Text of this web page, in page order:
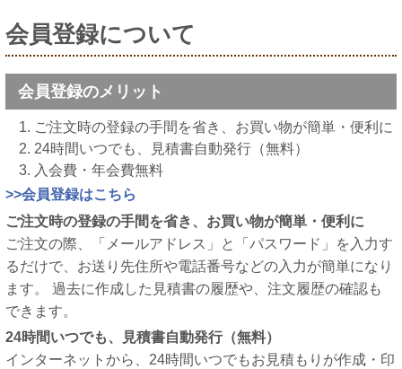
会員登録について
会員登録のメリット
ご注文時の登録の手間を省き、お買い物が簡単・便利に
24時間いつでも、見積書自動発行（無料）
入会費・年会費無料
>>会員登録はこちら
ご注文時の登録の手間を省き、お買い物が簡単・便利に
ご注文の際、「メールアドレス」と「パスワード」を入力す
るだけで、お送り先住所や電話番号などの入力が簡単になり
ます。 過去に作成した見積書の履歴や、注文履歴の確認も
できます。
24時間いつでも、見積書自動発行（無料）
インターネットから、24時間いつでもお見積もりが作成・印